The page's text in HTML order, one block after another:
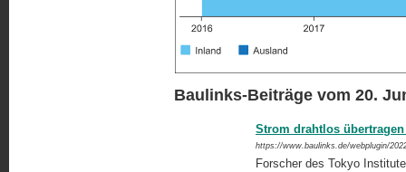
Baulinks-Beiträge vom 20.
Strom drahtlos
https://www.baulinks.de/webplugin/
Forscher des Tokyo